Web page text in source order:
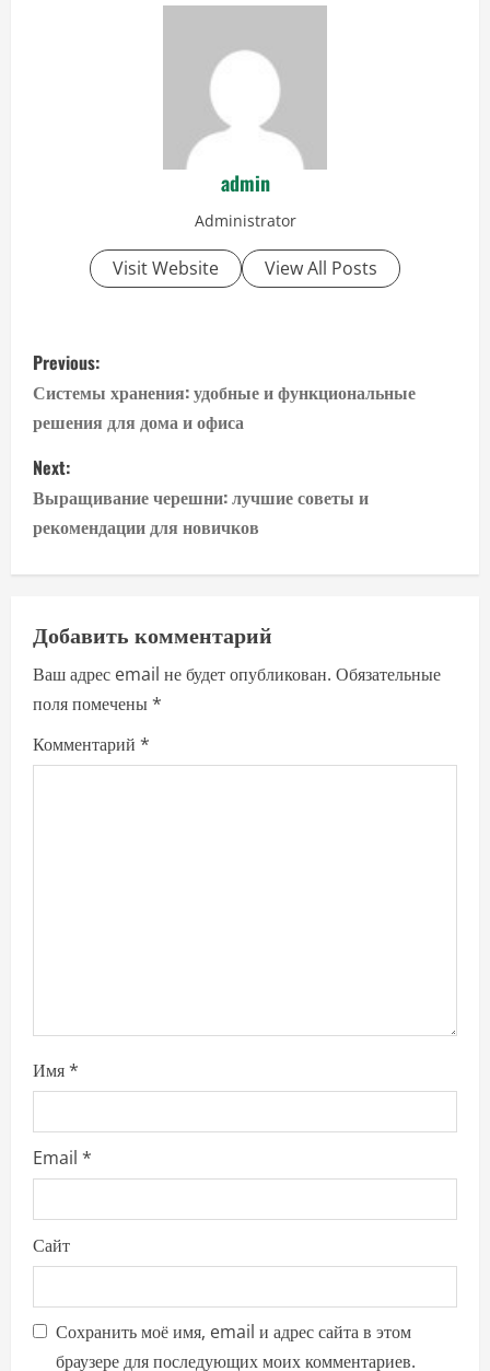
admin
Administrator
Visit Website View All Posts
P
o
s
t
n
a
v
i
g
a
Previous:
Системы хранения: удобные и функциональные
решения для дома и офиса
Next:
Выращивание черешни: лучшие советы и
рекомендации для новичков
Добавить комментарий
Ваш адрес email не будет опубликован. Обязательные
поля помечены*
Комментарий *
Имя*
Email *
Сайт
Сохранить моё имя, email и адрес сайта в этом
браузере для последующих моих комментариев.